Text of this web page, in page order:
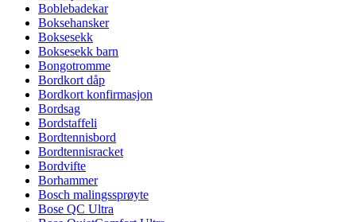
Boblebadekar
Boksehansker
Boksesekk
Boksesekk barn
Bongotromme
Bordkort dåp
Bordkort konfirmasjon
Bordsag
Bordstaffeli
Bordtennisbord
Bordtennisracket
Bordvifte
Borhammer
Bosch malingssprøyte
Bose QC Ultra